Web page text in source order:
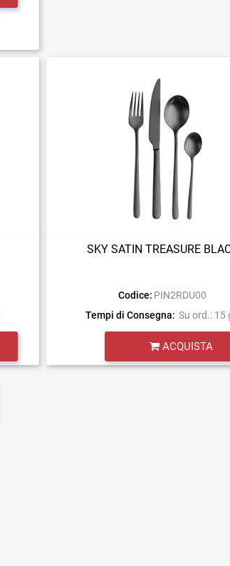
SKY SATIN TREASURE
Codice: PIN2RDU00
Tempi di Consegna: Su ord.: 15
ACQUISTA